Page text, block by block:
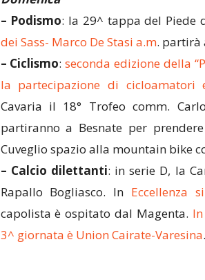
– Podismo: la 29^ tappa del Piede
dei Sass- Marco De Stasi a.m. partirà
– Ciclismo:seconda edizione della
la partecipazione di cicloamatori
Cavaria il 18° Trofeo comm.
partiranno a Besnate per
Cuveglio spazio alla mountain bike
– Calcio dilettanti: in serie D, la
Rapallo Bogliasco. In Eccellenza
capolista è ospitato dal Magenta.
3^ giornata è Union Cairate-Varesina.